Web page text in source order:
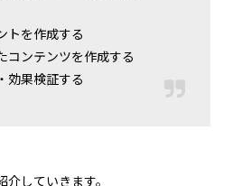
トを作成する
コンテンツを作成する
効果検証する
していきます。